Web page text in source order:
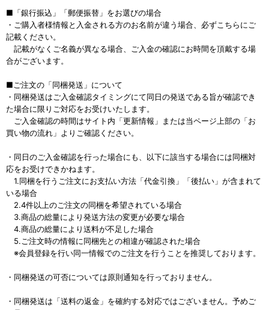
■「銀行振込」「郵便振替」をお選びの場合
・ご購入者様情報と入金される方のお名前が違う場合、必ずこちらにご
記載ください。
記載がなくご名義が異なる場合、ご入金の確認にお時間を頂戴する場
合がございます。
■ご注文の「同梱発送」について
・同梱発送はご入金確認タイミングにて同日の発送である旨が確認でき
た場合に限りご対応をお受けいたします。
ご入金確認の時間はサイト内「更新情報」または当ページ上部の「お
買い物の流れ」よりご確認ください。
・同日のご入金確認を行った場合にも、以下に該当する場合には同梱対
応をお受けできかねます。
1.同梱を行うご注文にお支払い方法「代金引換」「後払い」が含まれて
いる場合
2.4件以上のご注文の同梱を希望されている場合
3.商品の総量により発送方法の変更が必要な場合
4.商品の総量により送料が不足した場合
5.ご注文時の情報に同梱先との相違が確認された場合
※会員登録を行い同一情報でのご注文を行うことを推奨しております。
・同梱発送の可否については原則通知を行っておりません。
・同梱発送は「送料の返金」を確約する対応ではございません。予めご